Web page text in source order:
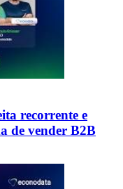
recorrente e
de vender B2B